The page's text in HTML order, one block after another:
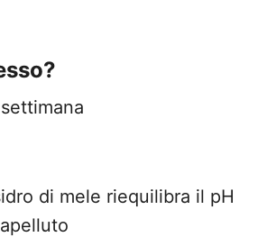
di mele riequilibra il pH